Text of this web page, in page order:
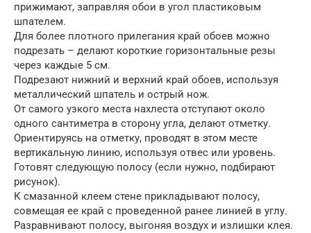
прижимают, заправляя обои в угол пластиковым
шпателем.
Для более плотного прилегания край обоев можно
подрезать – делают короткие горизонтальные резы
через каждые 5 см.
Подрезают нижний и верхний край обоев, используя
металлический шпатель и острый нож.
От самого узкого места нахлеста отступают около
одного сантиметра в сторону угла, делают отметку.
Ориентируясь на отметку, проводят в этом месте
вертикальную линию, используя отвес или уровень.
Готовят следующую полосу (если нужно, подбирают
рисунок).
К смазанной клеем стене прикладывают полосу,
совмещая ее край с проведенной ранее линией в углу.
Разравнивают полосу, выгоняя воздух и излишки клея.